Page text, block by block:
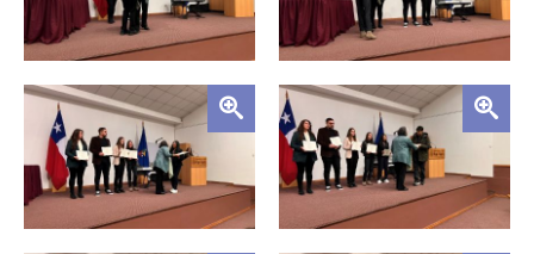
Zoom Zoom